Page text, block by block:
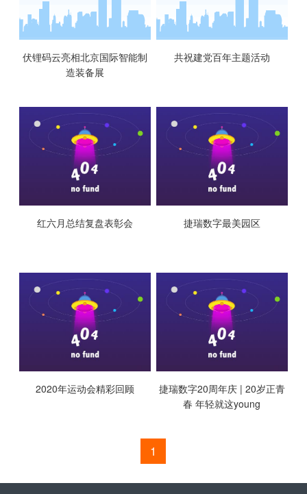
伏锂码云亮相北京国际智能制
造装备展
共祝建党百年主题活动
红六月总结复盘表彰会 捷瑞数字最美园区
2020年运动会精彩回顾
捷瑞数字20周年庆 | 20岁正青
春 年轻就这young
1